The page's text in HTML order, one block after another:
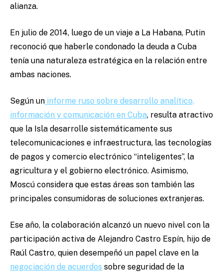
alianza.
En julio de 2014, luego de un viaje a La Habana, Putin
reconoció que haberle condonado la deuda a Cuba
tenía una naturaleza estratégica en la relación entre
ambas naciones.
Según un informe ruso sobre desarrollo analítico,
información y comunicación en Cuba, resulta atractivo
que la Isla desarrolle sistemáticamente sus
telecomunicaciones e infraestructura, las tecnologías
de pagos y comercio electrónico “inteligentes”, la
agricultura y el gobierno electrónico. Asimismo,
Moscú considera que estas áreas son también las
principales consumidoras de soluciones extranjeras.
Ese año, la colaboración alcanzó un nuevo nivel con la
participación activa de Alejandro Castro Espín, hijo de
Raúl Castro, quien desempeñó un papel clave en la
negociación de acuerdos sobre seguridad de la